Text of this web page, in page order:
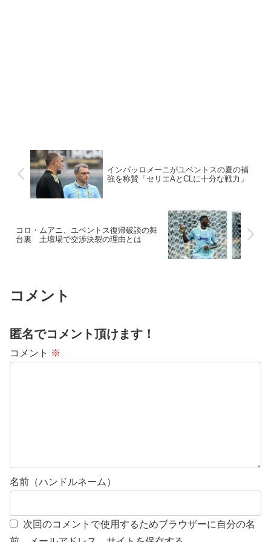
インパッロメーニがユベントスの夏の補
強を称賛「セリエAとCLに十分な戦力」
コロ・ムアニ、ユベントス復帰破談の舞
台裏 土壇場で交渉決裂の理由とは
コメント
匿名でコメント頂けます！
コメント ※
名前（ハンドルネーム）
次回のコメントで使用するためブラウザーに自分の名